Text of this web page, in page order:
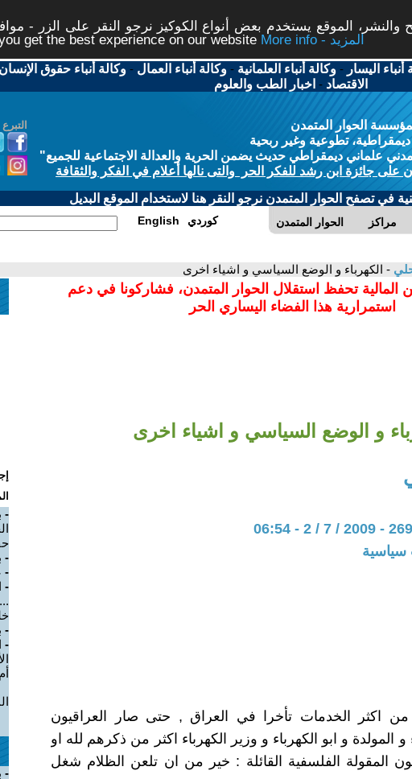
الموقع يستخدم بعض أنواع الكوكيز نرجو النقر على الزر -
get the best experience on our website
More info - المزيد
أنباء اليسار -وكالة أنباء العلمانية -وكالة أنباء العمال -وكالة أنباء حقوق الإنسان
الاقتصاد - اخبار الطب والعلوم
الحوار المتمدن
ديمقراطية، تطوعية وغير ربحية
علماني ديمقراطي حديث يضمن الحرية والعدالة الاجتماعية للجميع"
على جائزة ابن رشد للفكر الحر والتى نالها أعلام في الفكر والثقافة
في تصفح الحوار المتمدن نرجو النقر هنا لاستخدام الموقع البديل
الحوار المتمدن مراكز English كوردي
- الكهرباء و الوضع السياسي و اشياء اخرى
المالية تحفظ استقلال الحوار المتمدن، فشاركونا في دعم
استمرارية هذا الفضاء اليساري الحر
و الوضع السياسي و اشياء اخرى
سياسية
من اكثر الخدمات تأخرا في العراق , حتى صار العراقيون
المولدة و ابو الكهرباء و وزير الكهرباء اكثر من ذكرهم لله او
المقولة الفلسفية القائلة : خير من ان تلعن الظلام شغل
-
-
-
-
-
-
-